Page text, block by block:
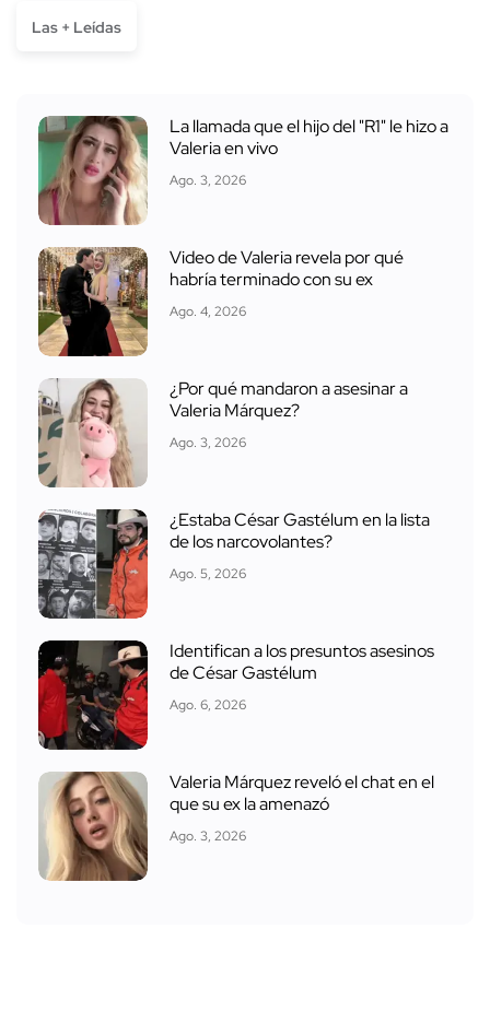
Las + Leídas
La llamada que el hijo del "R1" le hizo a
Valeria en vivo
Ago. 3, 2026
Video de Valeria revela por qué
habría terminado con su ex
Ago. 4, 2026
¿Por qué mandaron a asesinar a
Valeria Márquez?
Ago. 3, 2026
¿Estaba César Gastélum en la lista
de los narcovolantes?
Ago. 5, 2026
Identifican a los presuntos asesinos
de César Gastélum
Ago. 6, 2026
Valeria Márquez reveló el chat en el
que su ex la amenazó
Ago. 3, 2026